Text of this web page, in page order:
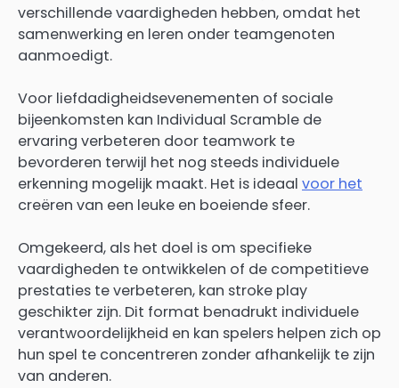
verschillende vaardigheden hebben, omdat het
samenwerking en leren onder teamgenoten
aanmoedigt.
Voor liefdadigheidsevenementen of sociale
bijeenkomsten kan Individual Scramble de
ervaring verbeteren door teamwork te
bevorderen terwijl het nog steeds individuele
erkenning mogelijk maakt. Het is ideaal voor het
creëren van een leuke en boeiende sfeer.
Omgekeerd, als het doel is om specifieke
vaardigheden te ontwikkelen of de competitieve
prestaties te verbeteren, kan stroke play
geschikter zijn. Dit format benadrukt individuele
verantwoordelijkheid en kan spelers helpen zich op
hun spel te concentreren zonder afhankelijk te zijn
van anderen.